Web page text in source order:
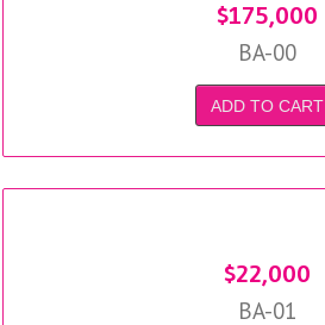
$175,000
BA-00
ADD TO CART
$22,000
BA-01